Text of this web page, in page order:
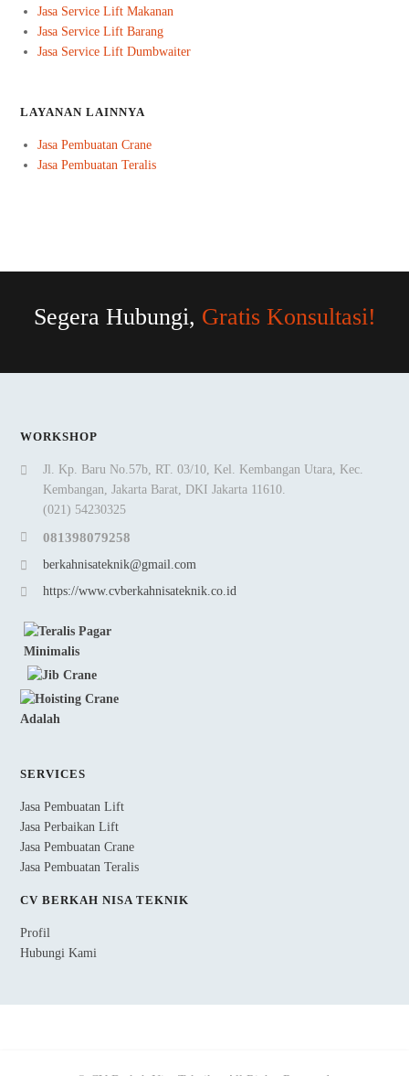
Jasa Service Lift Makanan
Jasa Service Lift Barang
Jasa Service Lift Dumbwaiter
LAYANAN LAINNYA
Jasa Pembuatan Crane
Jasa Pembuatan Teralis
Segera Hubungi, Gratis Konsultasi!
WORKSHOP
Jl. Kp. Baru No.57b, RT. 03/10, Kel. Kembangan Utara, Kec.
Kembangan, Jakarta Barat, DKI Jakarta 11610.
(021) 54230325
081398079258
berkahnisateknik@gmail.com
https://www.cvberkahnisateknik.co.id
SERVICES
Jasa Pembuatan Lift
Jasa Perbaikan Lift
Jasa Pembuatan Crane
Jasa Pembuatan Teralis
CV BERKAH NISA TEKNIK
Profil
Hubungi Kami